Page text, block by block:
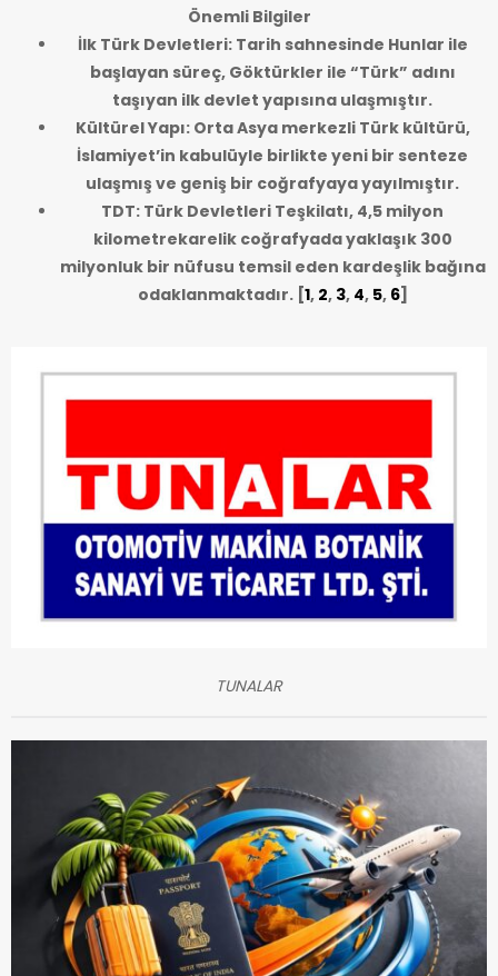
Önemli Bilgiler
İlk Türk Devletleri: Tarih sahnesinde Hunlar ile
başlayan süreç, Göktürkler ile “Türk” adını
taşıyan ilk devlet yapısına ulaşmıştır.
Kültürel Yapı: Orta Asya merkezli Türk kültürü,
İslamiyet’in kabulüyle birlikte yeni bir senteze
ulaşmış ve geniş bir coğrafyaya yayılmıştır.
TDT: Türk Devletleri Teşkilatı, 4,5 milyon
kilometrekarelik coğrafyada yaklaşık 300
milyonluk bir nüfusu temsil eden kardeşlik bağına
odaklanmaktadır.[1, 2, 3, 4, 5, 6]
TUNALAR